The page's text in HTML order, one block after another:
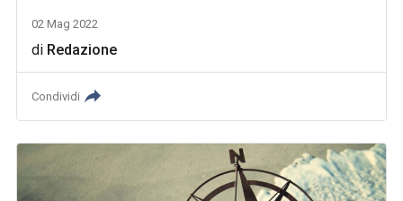
02 Mag 2022
di Redazione
Condividi